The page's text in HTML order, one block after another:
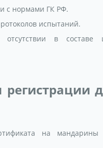
с нормами ГК РФ.
испытаний.
в составе
на мандарины